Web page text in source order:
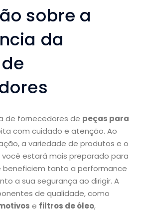
sobre a
da
de fornecedores de peças para
com cuidado e atenção. Ao
a variedade de produtos e o
estará mais preparado para
beneficiem tanto a performance
a sua segurança ao dirigir. A
de qualidade, como
e filtros de óleo,